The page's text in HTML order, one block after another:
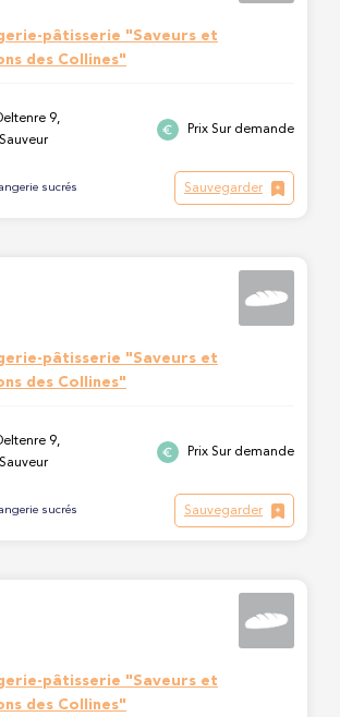
pâtisserie "Saveurs et
des Collines"
9,
Prix Sur demande
sucrés Sauvegarder
pâtisserie "Saveurs et
des Collines"
9,
Prix Sur demande
sucrés Sauvegarder
pâtisserie "Saveurs et
des Collines"